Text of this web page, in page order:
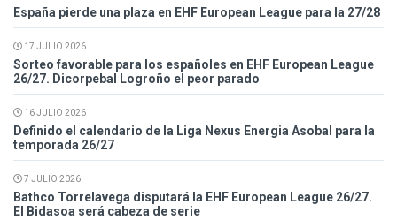
España pierde una plaza en EHF European League para la 27/28
17 JULIO 2026
Sorteo favorable para los españoles en EHF European League
26/27. Dicorpebal Logroño el peor parado
16 JULIO 2026
Definido el calendario de la Liga Nexus Energia Asobal para la
temporada 26/27
7 JULIO 2026
Bathco Torrelavega disputará la EHF European League 26/27.
El Bidasoa será cabeza de serie